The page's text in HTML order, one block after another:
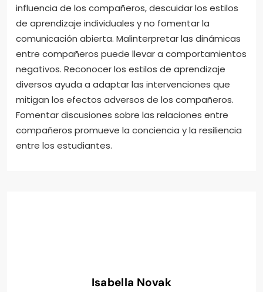
influencia de los compañeros, descuidar los estilos
de aprendizaje individuales y no fomentar la
comunicación abierta. Malinterpretar las dinámicas
entre compañeros puede llevar a comportamientos
negativos. Reconocer los estilos de aprendizaje
diversos ayuda a adaptar las intervenciones que
mitigan los efectos adversos de los compañeros.
Fomentar discusiones sobre las relaciones entre
compañeros promueve la conciencia y la resiliencia
entre los estudiantes.
Isabella Novak